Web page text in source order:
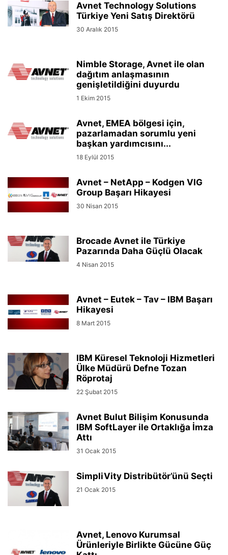
Avnet Technology Solutions
Türkiye Yeni Satış Direktörü
30 Aralık 2015
Nimble Storage, Avnet ile olan
dağıtım anlaşmasının
genişletildiğini duyurdu
1 Ekim 2015
Avnet, EMEA bölgesi için,
pazarlamadan sorumlu yeni
başkan yardımcısını...
18 Eylül 2015
Avnet – NetApp – Kodgen VIG
Group Başarı Hikayesi
30 Nisan 2015
Brocade Avnet ile Türkiye
Pazarında Daha Güçlü Olacak
4 Nisan 2015
Avnet – Eutek – Tav – IBM Başarı
Hikayesi
8 Mart 2015
IBM Küresel Teknoloji Hizmetleri
Ülke Müdürü Defne Tozan
Röprotaj
22 Şubat 2015
Avnet Bulut Bilişim Konusunda
IBM SoftLayer ile Ortaklığa İmza
Attı
31 Ocak 2015
SimpliVity Distribütör’ünü Seçti
21 Ocak 2015
Avnet, Lenovo Kurumsal
Ürünleriyle Birlikte Gücüne Güç